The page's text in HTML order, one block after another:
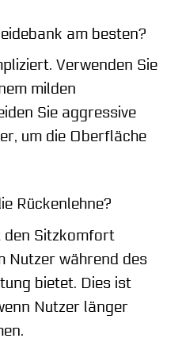
am besten?
Verwenden Sie
milden
Sie aggressive
um die Oberfläche
Rückenlehne?
den Sitzkomfort
Nutzer während des
bietet. Dies ist
Nutzer länger